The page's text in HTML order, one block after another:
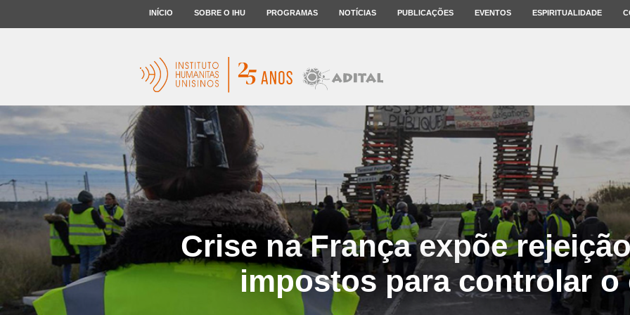
INÍCIO SOBRE O IHU PROGRAMAS NOTÍCIAS PUBLICAÇÕES EVENTOS ESPIRITUALIDADE
Crise na França expõe
impostos para controlar o